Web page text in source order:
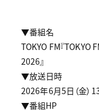
▼番組名
TOKYO FM『
2026』
▼放送日時
2026年6月5日（金）
▼番組HP